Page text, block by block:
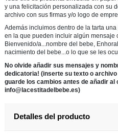
y una felicitación personalizada con su
archivo con sus firmas y/o logo de
Además incluimos dentro de la tarta
en la que pueden incluir algún mensaje
Bienvenido/a...nombre del bebe,
nacimiento del bebe...o lo que se les
No olvide añadir sus mensajes y
dedicatoria! (inserte su texto o
guarde los cambios antes de añadir
info@lacestitadelbebe.es)
Detalles del producto